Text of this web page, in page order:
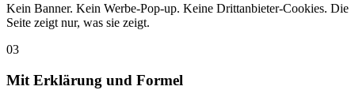
Kein Banner. Kein Werbe-Pop-up. Keine Drittanbieter-Cookies. Die
Seite zeigt nur, was sie zeigt.
03
Mit Erklärung und Formel